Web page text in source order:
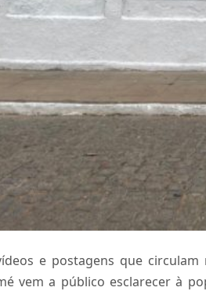
e postagens que
vem a público esclarecer à